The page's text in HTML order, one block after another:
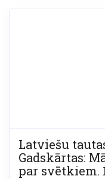
Latviešu
Gadskārtas:
par svētkiem.